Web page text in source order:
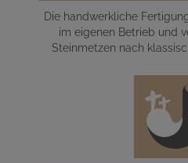
Die handwerkliche
im eigenen Betrieb und
Steinmetzen nach